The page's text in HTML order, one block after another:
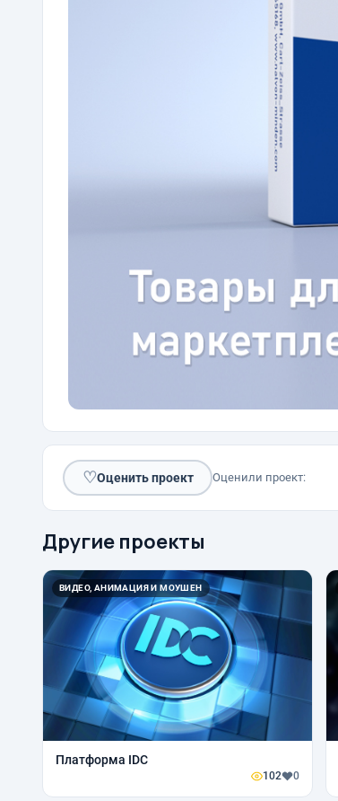
♡Оценить проект Оценили проект:
Другие проекты
ВИДЕО, АНИМАЦИЯ И МОУШЕН
Платформа IDC
102 0